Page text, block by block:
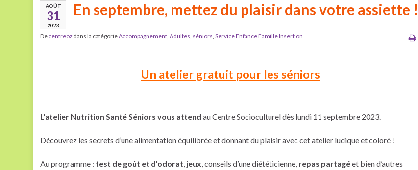
AOÛT
31
2023
En septembre, mettez du plaisir dans votre assiette !
De centreoz dans la catégorieAccompagnement, Adultes, séniors, Service Enfance Famille Insertion
Un atelier gratuit pour les séniors
L’atelier Nutrition Santé Séniors vous attend au Centre Socioculturel dès lundi 11 septembre 2023.
Découvrez les secrets d’une alimentation équilibrée et donnant du plaisir avec cet atelier ludique et coloré !
Au programme : test de goût et d’odorat, jeux, conseils d’une diététicienne, repas partagéet bien d’autres